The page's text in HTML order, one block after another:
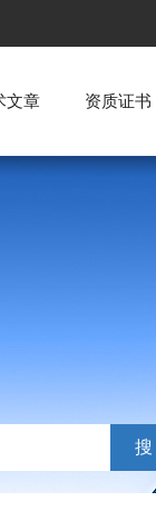
文章 资质证书